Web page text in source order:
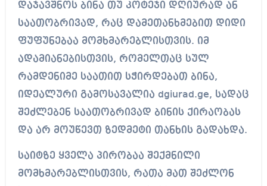
დაჯავშნოს ბინა თუ კოტეჯი დღიურად ან
საათობრივად, რაც დამეთანხმებით დიდი
ფუფუნებაა მომხმარებლისთვის. იმ
ადამიანებისთვის, რომელთაც სულ
რამდენიმე საათით სჭირდებათ ბინა,
იდეალური გამოსავალია dgiurad.ge, სადაც
შეძლებენ საათობრივად ბინის ქირაობას
და არ მოუწევთ ზედმეტი თანხის გადახდა.
საიტზე ყველა პირობაა შექმნილი
მომხმარებლისთვის, რათა მათ შეძლონ